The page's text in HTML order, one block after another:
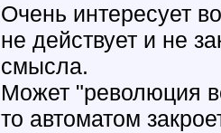
Очень интересует
не действует и не
смысла.
Может "революция
то автоматом